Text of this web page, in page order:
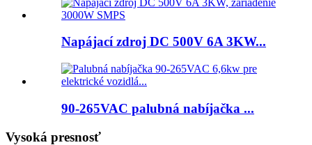
Napájací zdroj DC 500V 6A 3KW...
90-265VAC palubná nabíjačka ...
Vysoká presnosť